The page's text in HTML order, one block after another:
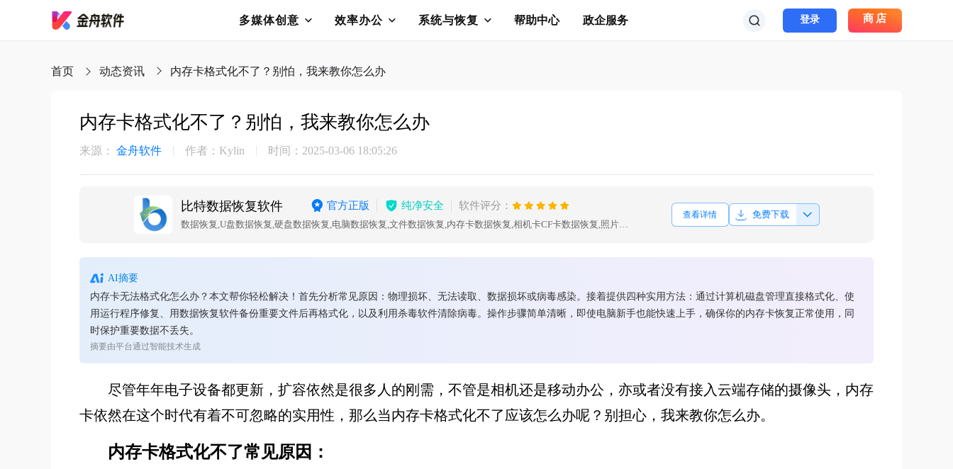
多媒体创意 效率办公 系统与恢复 帮助中心 政企服务 登录 商店
首页 动态资讯 内存卡格式化不了？别怕，我来教你怎么办
内存卡格式化不了？别怕，我来教你怎么办
来源： 金舟软件 作者：Kylin 时间：2025-03-06 18:05:26
比特数据恢复软件 官方正版 纯净安全 软件评分：
数据恢复,U盘数据恢复,硬盘数据恢复,电脑数据恢复,文件数据恢复,内存卡数据恢复,相机卡CF卡数据恢复,照片恢复,sd卡数据恢复
查看详情 免费下载
AI摘要
内存卡无法格式化怎么办？本文帮你轻松解决！首先分析常见原因：物理损坏、无法读取、数据损坏或病毒感染。接着提供四种实用方法：通过计算机磁盘管理直接格式化、使
用运行程序修复、用数据恢复软件备份重要文件后再格式化，以及利用杀毒软件清除病毒。操作步骤简单清晰，即使电脑新手也能快速上手，确保你的内存卡恢复正常使用，同
时保护重要数据不丢失。
摘要由平台通过智能技术生成
尽管年年电子设备都更新，扩容依然是很多人的刚需，不管是相机还是移动办公，亦或者没有接入云端存储的摄像头，内存
卡依然在这个时代有着不可忽略的实用性，那么当内存卡格式化不了应该怎么办呢？别担心，我来教你怎么办。
内存卡格式化不了常见原因：